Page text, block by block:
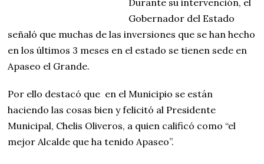
Durante su intervención, el
Gobernador del Estado
señaló que muchas de las inversiones que se han hecho
en los últimos 3 meses en el estado se tienen sede en
Apaseo el Grande.
Por ello destacó que en el Municipio se están
haciendo las cosas bien y felicitó al Presidente
Municipal, Chelis Oliveros, a quien calificó como “el
mejor Alcalde que ha tenido Apaseo”.